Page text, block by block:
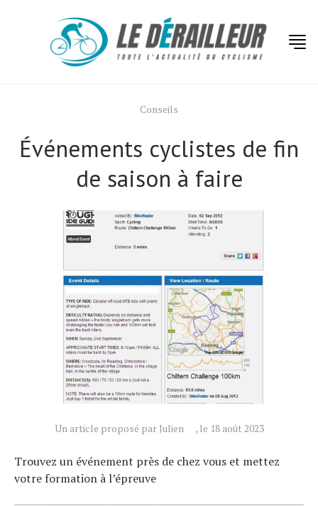
Conseils
Événements cyclistes de fin
de saison à faire
Un article proposé par Julien , le 18 août 2023
Trouvez un événement près de chez vous et mettez
votre formation à l’épreuve